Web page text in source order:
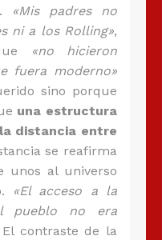
«Mis padres no
ni a los Rolling»,
«no hicieron
fuera moderno»
sino porque
una estructura
distancia entre
se reafirma
unos al universo
«El acceso a la
pueblo no era
contraste de la